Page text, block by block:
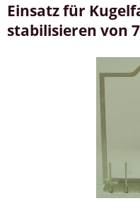
Einsatz für
stabilisieren von